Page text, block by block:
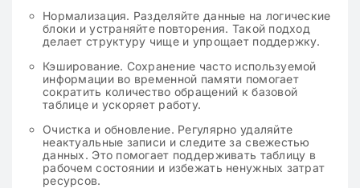
Нормализация. Разделяйте данные на логические
блоки и устраняйте повторения. Такой подход
делает структуру чище и упрощает поддержку.
Кэширование. Сохранение часто используемой
информации во временной памяти помогает
сократить количество обращений к базовой
таблице и ускоряет работу.
Очистка и обновление. Регулярно удаляйте
неактуальные записи и следите за свежестью
данных. Это помогает поддерживать таблицу в
рабочем состоянии и избежать ненужных затрат
ресурсов.